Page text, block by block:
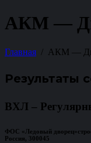
АКМ —
Главная АКМ —
Результаты
ВХЛ –
ФОС «Ледовый дворец»
Россия, 300045